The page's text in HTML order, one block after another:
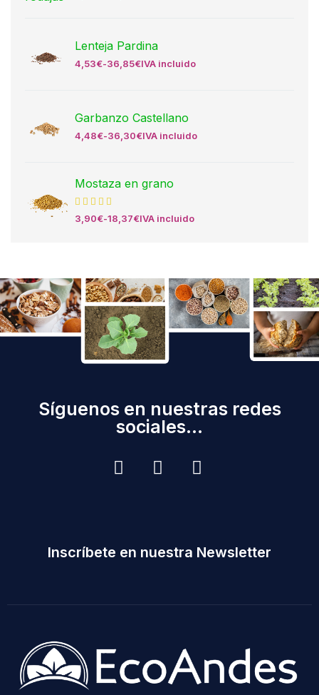
Lenteja Pardina
4,53€-36,85€IVA incluido
Garbanzo Castellano
4,48€-36,30€IVA incluido
Mostaza en grano
3,90€-18,37€IVA incluido
Síguenos en nuestras redes
sociales...
Inscríbete en nuestra Newsletter